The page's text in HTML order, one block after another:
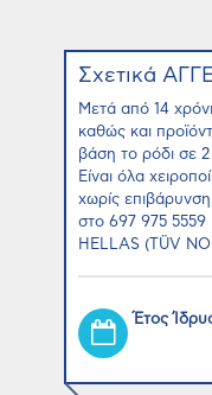
Σχετικά
Μετά από 14
καθώς και
βάση το ρόδι σε
Είναι όλα
χωρίς
στο 697 975 5559
HELLAS (TÜV
Έτος